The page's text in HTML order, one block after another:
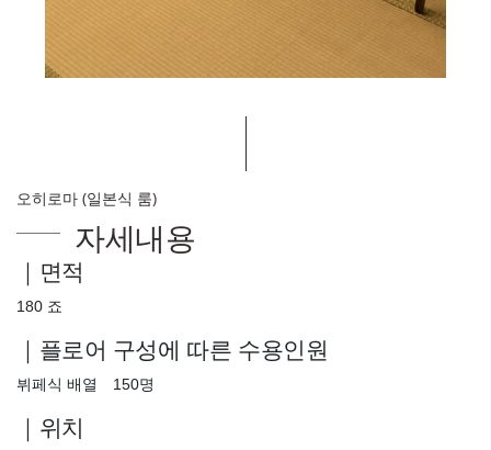
오히로마 (일본식 룸)
자세내용
｜면적
180 죠
｜플로어 구성에 따른 수용인원
뷔페식 배열 150명
｜위치